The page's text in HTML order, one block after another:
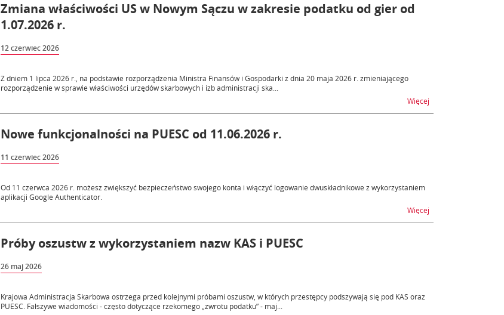
Zmiana właściwości US w Nowym Sączu w zakresie podatku od gier od
1.07.2026 r.
12 czerwiec 2026
Z dniem 1 lipca 2026 r., na podstawie rozporządzenia Ministra Finansów i Gospodarki z dnia 20 maja 2026 r. zmieniającego
rozporządzenie w sprawie właściwości urzędów skarbowych i izb administracji ska...
Więcej
Nowe funkcjonalności na PUESC od 11.06.2026 r.
11 czerwiec 2026
Od 11 czerwca 2026 r. możesz zwiększyć bezpieczeństwo swojego konta i włączyć logowanie dwuskładnikowe z wykorzystaniem
aplikacji Google Authenticator.
Więcej
Próby oszustw z wykorzystaniem nazw KAS i PUESC
26 maj 2026
Krajowa Administracja Skarbowa ostrzega przed kolejnymi próbami oszustw, w których przestępcy podszywają się pod KAS oraz
PUESC. Fałszywe wiadomości - często dotyczące rzekomego „zwrotu podatku” - maj...